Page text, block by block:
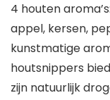
4 houten
appel, kersen,
kunstmatige
houtsnippers
zijn natuurlijk